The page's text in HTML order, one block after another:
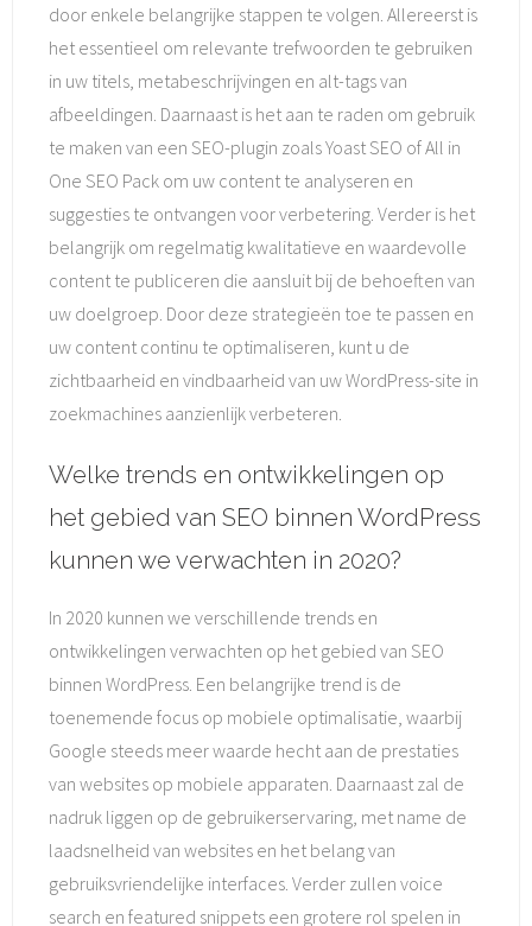
door enkele belangrijke stappen te volgen. Allereerst is
het essentieel om relevante trefwoorden te gebruiken
in uw titels, metabeschrijvingen en alt-tags van
afbeeldingen. Daarnaast is het aan te raden om gebruik
te maken van een SEO-plugin zoals Yoast SEO of All in
One SEO Pack om uw content te analyseren en
suggesties te ontvangen voor verbetering. Verder is het
belangrijk om regelmatig kwalitatieve en waardevolle
content te publiceren die aansluit bij de behoeften van
uw doelgroep. Door deze strategieën toe te passen en
uw content continu te optimaliseren, kunt u de
zichtbaarheid en vindbaarheid van uw WordPress-site in
zoekmachines aanzienlijk verbeteren.
Welke trends en ontwikkelingen op
het gebied van SEO binnen WordPress
kunnen we verwachten in 2020?
In 2020 kunnen we verschillende trends en
ontwikkelingen verwachten op het gebied van SEO
binnen WordPress. Een belangrijke trend is de
toenemende focus op mobiele optimalisatie, waarbij
Google steeds meer waarde hecht aan de prestaties
van websites op mobiele apparaten. Daarnaast zal de
nadruk liggen op de gebruikerservaring, met name de
laadsnelheid van websites en het belang van
gebruiksvriendelijke interfaces. Verder zullen voice
search en featured snippets een grotere rol spelen in